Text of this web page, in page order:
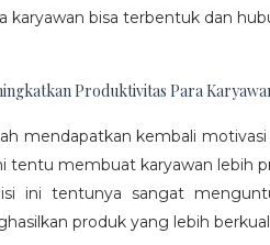
karyawan bisa terbentuk dan
Produktivitas Para
mendapatkan kembali
tentu membuat karyawan lebih
ini tentunya sangat
produk yang lebih